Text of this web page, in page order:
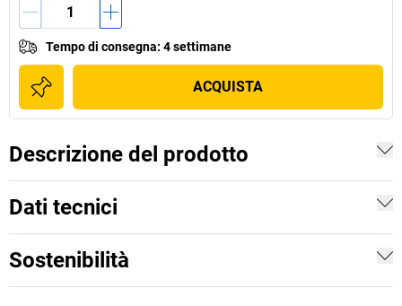
Tempo di consegna: 4 settimane
ACQUISTA
Descrizione del prodotto
Dati tecnici
Sostenibilità